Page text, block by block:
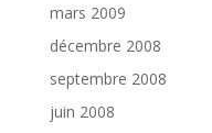
mars 2009
décembre 2008
septembre 2008
juin 2008